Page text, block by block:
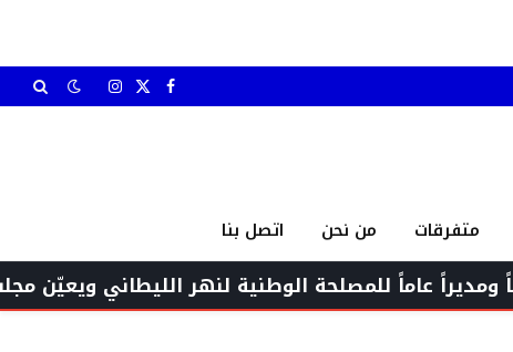
فيسبوك
X الانستغرام
متفرقات من نحن اتصل بنا
للمصلحة الوطنية لنهر الليطاني ويعيّن مجلس الإدارة